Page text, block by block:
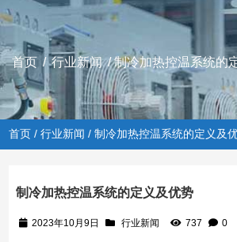
首页 /行业新闻/ 制冷加热控温系统的
首页 /行业新闻 / 制冷加热控温系统的定义及
制冷加热控温系统的定义及优势
2023年10月9日 行业新闻 737 0